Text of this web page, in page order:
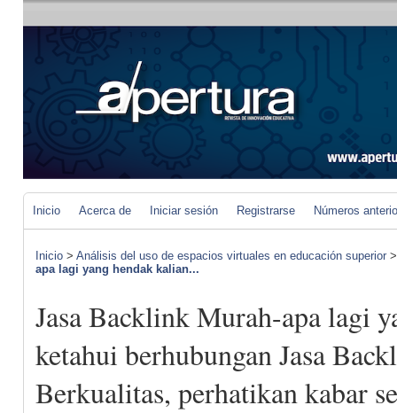
Inicio Acerca de Iniciar sesión Registrarse Números
Inicio > Análisis del uso de espacios virtuales en educación superior
apa lagi yang hendak kalian...
Jasa Backlink Murah-apa lagi
ketahui berhubungan Jasa
Berkualitas, perhatikan kabar